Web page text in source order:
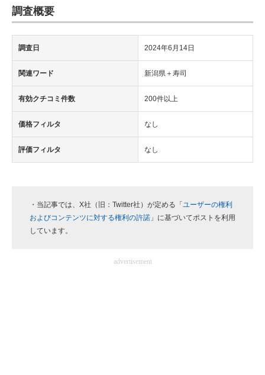
調査概要
調査日 2024年6月14日
関連ワード 新潟県＋寿司
有効クチコミ件数 200件以上
価格フィルタ なし
評価フィルタ なし
・当記事では、X社（旧：Twitter社）が定める「 ユーザーの権利
およびコンテンツに対する権利の許諾 」に基づいてポストを利用
しています。
advertisement